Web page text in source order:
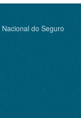
do Seguro